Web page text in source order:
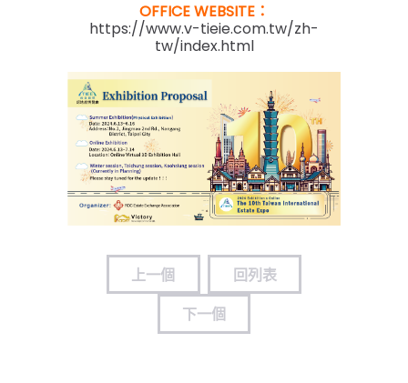
OFFICE WEBSITE：
https://www.v-tieie.com.tw/zh-
tw/index.html
上一個
回列表
下一個